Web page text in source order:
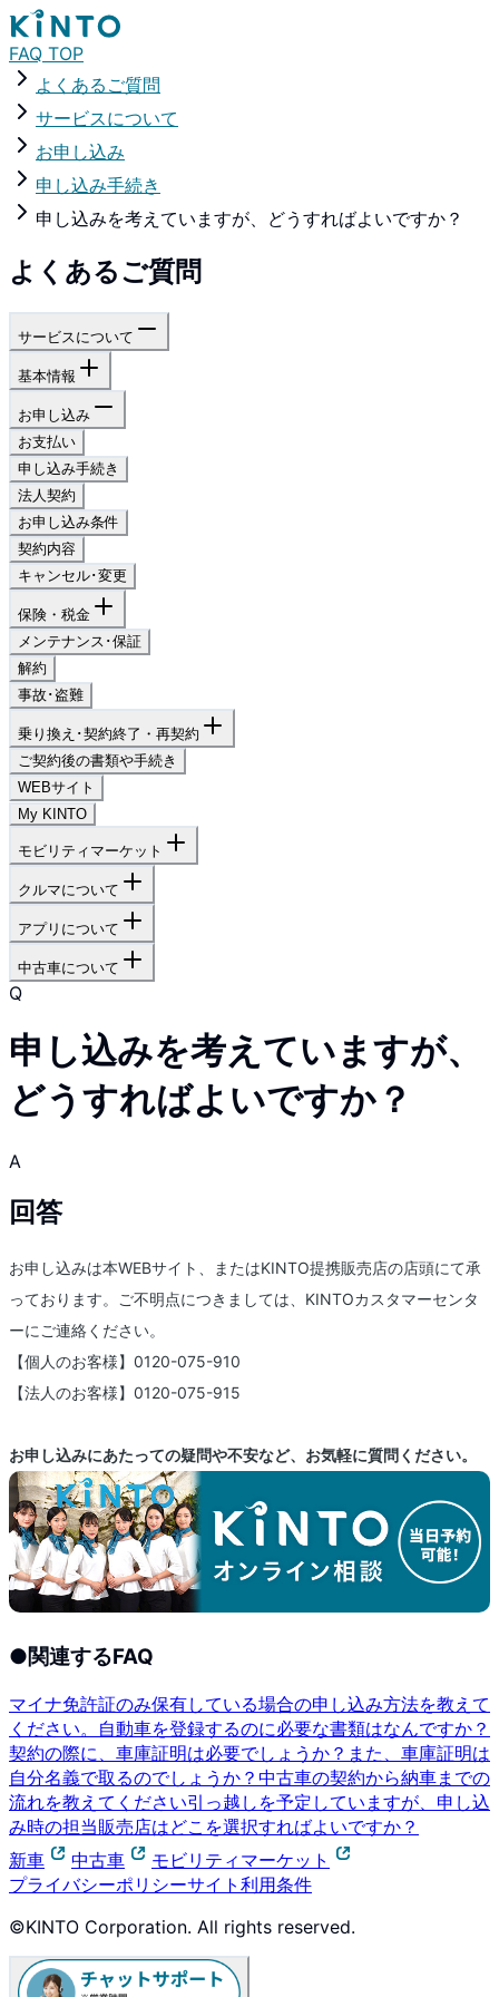
FAQ TOP
よくあるご質問
サービスについて
お申し込み
申し込み手続き
申し込みを考えていますが、どうすればよいですか？
よくあるご質問
サービスについて
基本情報
お申し込み
お支払い
申し込み手続き
法人契約
お申し込み条件
契約内容
キャンセル･変更
保険・税金
メンテナンス･保証
解約
事故･盗難
乗り換え･契約終了・再契約
ご契約後の書類や手続き
WEBサイト
My KINTO
モビリティマーケット
クルマについて
アプリについて
中古車について
Q
申し込みを考えていますが、
どうすればよいですか？
A
回答
お申し込みは本WEBサイト、またはKINTO提携販売店の店頭にて承
っております。ご不明点につきましては、KINTOカスタマーセンタ
ーにご連絡ください。
【個人のお客様】0120-075-910
【法人のお客様】0120-075-915
お申し込みにあたっての疑問や不安など、お気軽に質問ください。
●関連するFAQ
マイナ免許証のみ保有している場合の申し込み方法を教えて
ください。 自動車を登録するのに必要な書類はなんですか？
契約の際に、車庫証明は必要でしょうか？また、車庫証明は
自分名義で取るのでしょうか？ 中古車の契約から納車までの
流れを教えてください引っ越しを予定していますが、申し込
み時の担当販売店はどこを選択すればよいですか？
新車
中古車
モビリティマーケット
プライバシーポリシーサイト利用条件
©KINTO Corporation. All rights reserved.